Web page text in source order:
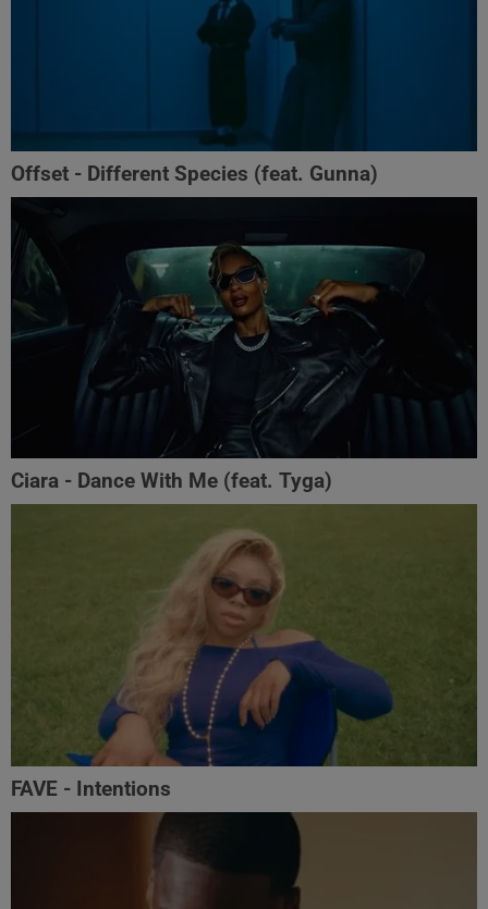
Offset - Different Species (feat. Gunna)
Ciara - Dance With Me (feat. Tyga)
FAVE - Intentions